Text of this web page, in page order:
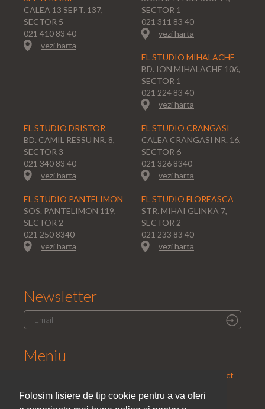
Folosim fisiere de tip cookie pentru a va oferi
CALEA 13 SEPT. 137,
SECTOR 5
021 410 83 40
vezi harta
SECTOR 1
021 311 83 40
vezi harta
EL STUDIO MIHALACHE
BD. ION MIHALACHE 106,
SECTOR 1
021 224 83 40
vezi harta
EL STUDIO DRISTOR
BD. CAMIL RESSU NR. 8,
SECTOR 3
021 340 83 40
vezi harta
EL STUDIO CRANGASI
CALEA CRANGASI NR. 16,
SECTOR 6
021 326 8340
vezi harta
EL STUDIO PANTELIMON
SOS. PANTELIMON 119,
SECTOR 2
021 250 8340
vezi harta
EL STUDIO FLOREASCA
STR. MIHAI GLINKA 7,
SECTOR 2
021 233 83 40
vezi harta
Newsletter
Meniu
Contact